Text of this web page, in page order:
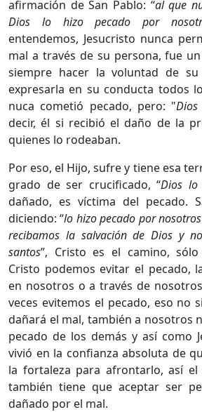
afirmación de San Pablo: “al que
Dios lo hizo pecado por
entendemos, Jesucristo nunca
mal a través de su persona, fue
siempre hacer la voluntad de
expresarla en su conducta todos
nuca cometió pecado, pero: "
decir, él si recibió el daño de la
quienes lo rodeaban.
Por eso, el Hijo, sufre y tiene esa
grado de ser crucificado, “Dios lo
dañado, es víctima del pecado.
diciendo: “lo hizo pecado por
recibamos la salvación de Dios y
santos”, Cristo es el camino,
Cristo podemos evitar el pecado,
en nosotros o a través de
veces evitemos el pecado, eso no
dañará el mal, también a nosotros
pecado de los demás y así como
vivió en la confianza absoluta de
la fortaleza para afrontarlo, así el
también tiene que aceptar ser
dañado por el mal.